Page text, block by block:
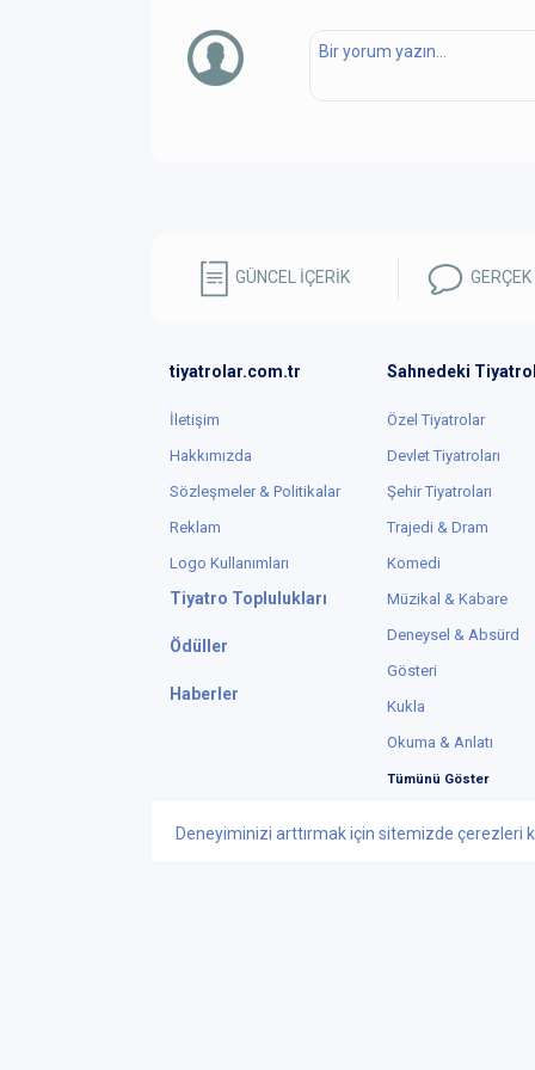
Deneyiminizi arttırmak için sitemizde çerezleri
GÜNCEL İÇERİK
tiyatrolar.com.tr
İletişim
Hakkımızda
Sözleşmeler & Politikalar
Reklam
Logo Kullanımları
Tiyatro Toplulukları
Ödüller
Haberler
Sahnedeki
Özel Tiyatrolar
Devlet Tiyatroları
Şehir Tiyatroları
Trajedi & Dram
Komedi
Müzikal & Kabare
Deneysel & Absürd
Gösteri
Kukla
Okuma & Anlatı
Tümünü Göster